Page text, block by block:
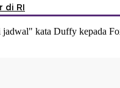
di RI
kata Duffy kepada